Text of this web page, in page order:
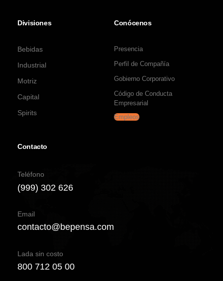
Divisiones
Bebidas
Industrial
Motriz
Capital
Spirits
Conócenos
Presencia
Perfil de Compañía
Gobierno Corporativo
Código de Conducta
Empresarial
Empleos
Contacto
Teléfono
(999) 302 626
Email
contacto@bepensa.com
Lada sin costo
800 712 05 00